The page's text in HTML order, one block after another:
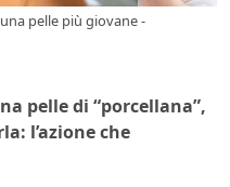
pelle più giovane -
pelle di “porcellana”,
l’azione che